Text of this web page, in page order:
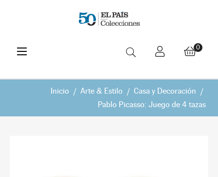
Navegación
de
☰ 0
Inicio Arte & Estilo
Casa y Decoración
Pablo Picasso: Juego de 4 tazas